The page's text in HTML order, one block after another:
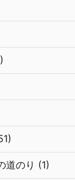
道のり (1)